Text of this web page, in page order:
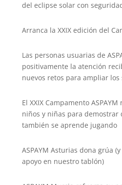
del eclipse solar con
Arranca la XXIX edición del
Las personas usuarias de
positivamente la atención
nuevos retos para ampliar los
El XXIX Campamento
niños y niñas para demostrar
también se aprende jugando
ASPAYM Asturias dona grúa
apoyo en nuestro tablón)